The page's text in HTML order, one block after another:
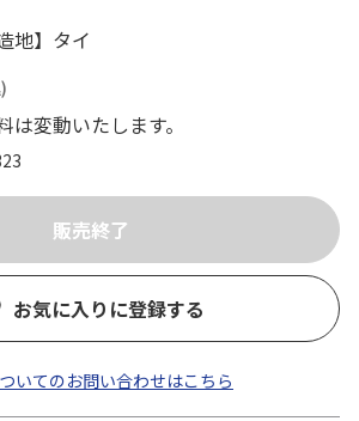
地】タイ
変動いたします。
お気に入りに登録する
いてのお問い合わせはこちら